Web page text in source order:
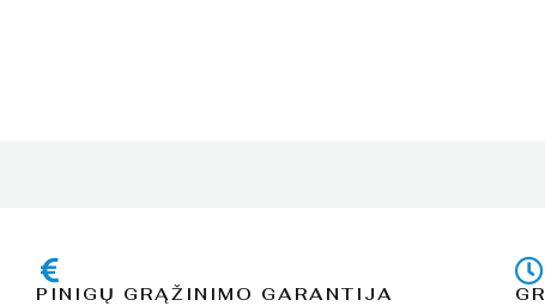
PINIGŲ GRĄŽINIMO GARANTIJA